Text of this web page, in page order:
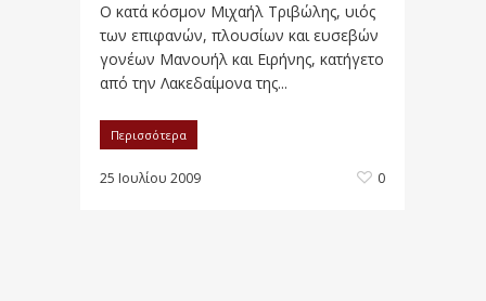
Ο κατά κόσμον Μιχαήλ Τριβώλης, υιός
των επιφανών, πλουσίων και ευσεβών
γονέων Μανουήλ και Ειρήνης, κατήγετο
από την Λακεδαίμονα της...
Περισσότερα
25 Ιουλίου 2009 0